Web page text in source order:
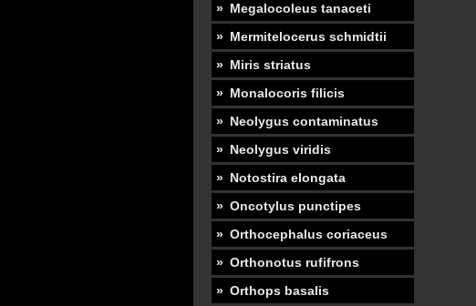
Megalocoleus tanaceti
Mermitelocerus schmidtii
Miris striatus
Monalocoris filicis
Neolygus contaminatus
Neolygus viridis
Notostira elongata
Oncotylus punctipes
Orthocephalus coriaceus
Orthonotus rufifrons
Orthops basalis